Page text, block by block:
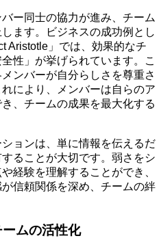
ー同士の協力が進み、チーム
ます。ビジネスの成功例とし
Aristotle」では、効果的なチ
性」が挙げられています。こ
ンバーが自分らしさを尊重さ
により、メンバーは自らのア
、チームの成果を最大化する
ョンは、単に情報を伝えるだ
ることが大切です。弱さをシ
経験を理解することができ、
信頼関係を深め、チームの絆
ムの活性化